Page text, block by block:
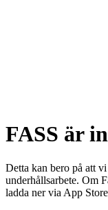
FASS är
Detta kan bero på att
underhållsarbete. Om
ladda ner via App